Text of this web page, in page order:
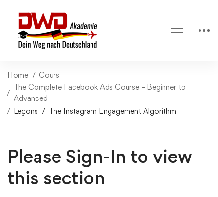
Home
Cours
The Complete Facebook Ads Course – Beginner to
Advanced
Leçons
The Instagram Engagement Algorithm
Please Sign-In to view
this section